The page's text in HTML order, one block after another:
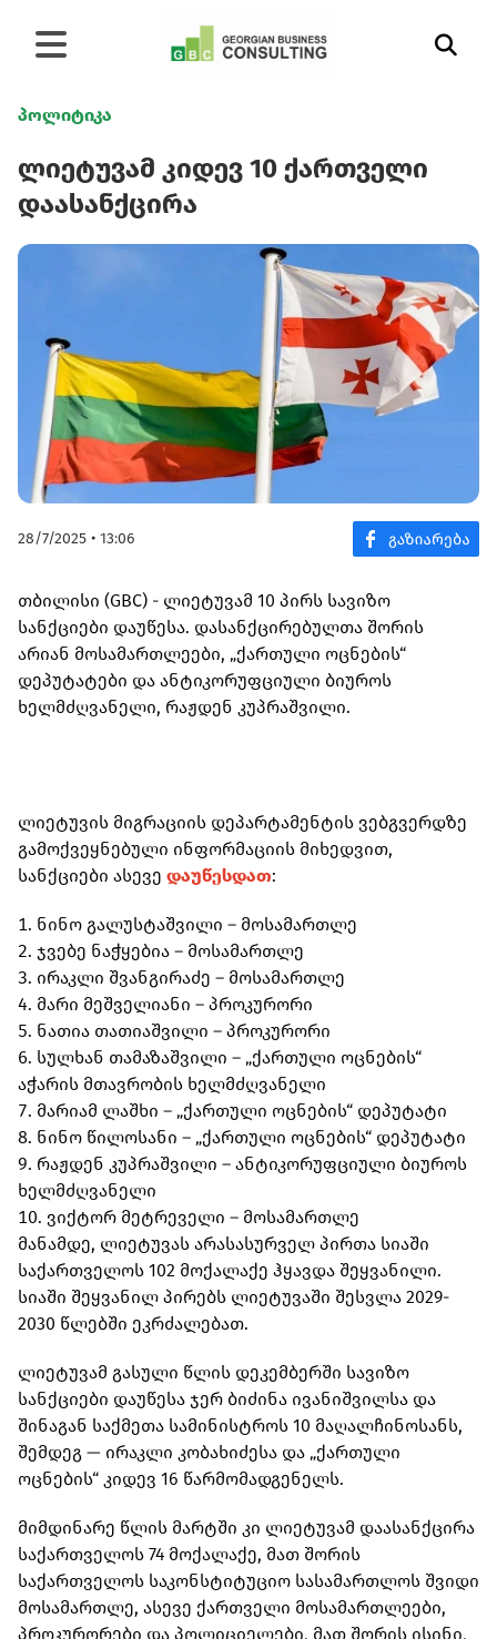
პოლიტიკა
ლიეტუვამ კიდევ 10 ქართველი
დაასანქცირა
28/7/2025 • 13:06
თბილისი (GBC) - ლიეტუვამ 10 პირს სავიზო
სანქციები დაუწესა. დასანქცირებულთა შორის
არიან მოსამართლეები, „ქართული ოცნების“
დეპუტატები და ანტიკორუფციული ბიუროს
ხელმძღვანელი, რაჟდენ კუპრაშვილი.
ლიეტუვის მიგრაციის დეპარტამენტის ვებგვერდზე
გამოქვეყნებული ინფორმაციის მიხედვით,
სანქციები ასევე დაუწესდათ:
ნინო გალუსტაშვილი – მოსამართლე
ჯვებე ნაჭყებია – მოსამართლე
ირაკლი შვანგირაძე – მოსამართლე
მარი მეშველიანი – პროკურორი
ნათია თათიაშვილი – პროკურორი
სულხან თამაზაშვილი – „ქართული ოცნების“
აჭარის მთავრობის ხელმძღვანელი
მარიამ ლაშხი – „ქართული ოცნების“ დეპუტატი
ნინო წილოსანი – „ქართული ოცნების“ დეპუტატი
რაჟდენ კუპრაშვილი – ანტიკორუფციული ბიუროს
ხელმძღვანელი
ვიქტორ მეტრეველი – მოსამართლე
მანამდე, ლიეტუვას არასასურველ პირთა სიაში
საქართველოს 102 მოქალაქე ჰყავდა შეყვანილი.
სიაში შეყვანილ პირებს ლიეტუვაში შესვლა 2029-
2030 წლებში ეკრძალებათ.
ლიეტუვამ გასული წლის დეკემბერში სავიზო
სანქციები დაუწესა ჯერ ბიძინა ივანიშვილსა და
შინაგან საქმეთა სამინისტროს 10 მაღალჩინოსანს,
შემდეგ — ირაკლი კობახიძესა და „ქართული
ოცნების“ კიდევ 16 წარმომადგენელს.
მიმდინარე წლის მარტში კი ლიეტუვამ დაასანქცირა
საქართველოს 74 მოქალაქე, მათ შორის
საქართველოს საკონსტიტუციო სასამართლოს შვიდი
მოსამართლე, ასევე ქართველი მოსამართლეები,
პროკურორები და პოლიციელები, მათ შორის ისინი,